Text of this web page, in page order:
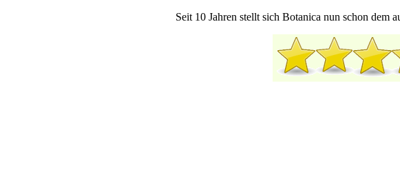
Seit 10 Jahren stellt sich Botanica nun schon dem